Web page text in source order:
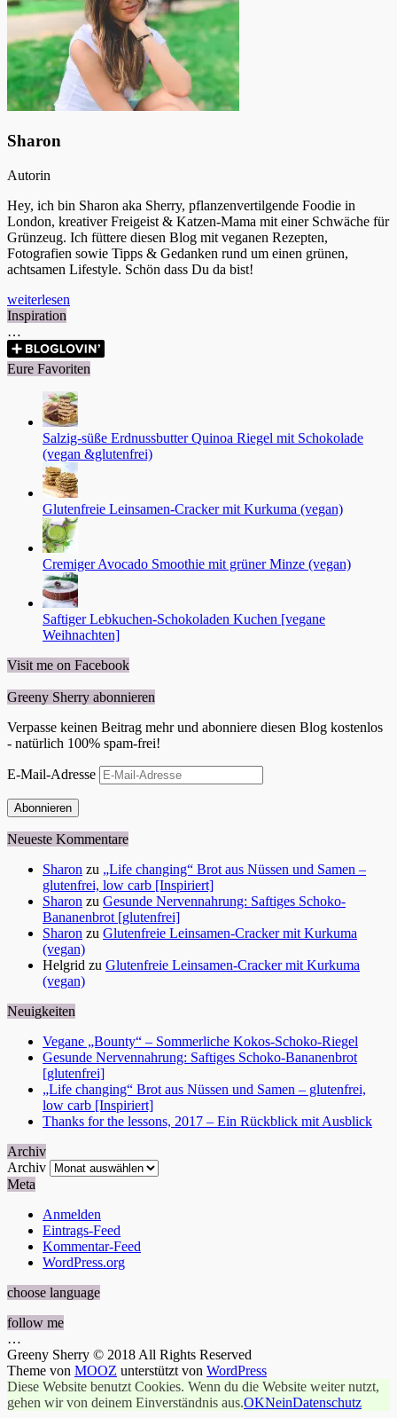
Sharon
Autorin
Hey, ich bin Sharon aka Sherry, pflanzenvertilgende Foodie in
London, kreativer Freigeist & Katzen-Mama mit einer Schwäche für
Grünzeug. Ich füttere diesen Blog mit veganen Rezepten,
Fotografien sowie Tipps & Gedanken rund um einen grünen,
achtsamen Lifestyle. Schön dass Du da bist!
weiterlesen
Inspiration
…
Eure Favoriten
Salzig-süße Erdnussbutter Quinoa Riegel mit Schokolade
(vegan &glutenfrei)
Glutenfreie Leinsamen-Cracker mit Kurkuma (vegan)
Cremiger Avocado Smoothie mit grüner Minze (vegan)
Saftiger Lebkuchen-Schokoladen Kuchen [vegane
Weihnachten]
Visit me on Facebook
Greeny Sherry abonnieren
Verpasse keinen Beitrag mehr und abonniere diesen Blog kostenlos
- natürlich 100% spam-frei!
E-Mail-Adresse
Abonnieren
Neueste Kommentare
Sharon zu „Life changing“ Brot aus Nüssen und Samen –
glutenfrei, low carb [Inspiriert]
Sharon zu Gesunde Nervennahrung: Saftiges Schoko-
Bananenbrot [glutenfrei]
Sharon zu Glutenfreie Leinsamen-Cracker mit Kurkuma
(vegan)
Helgrid zu Glutenfreie Leinsamen-Cracker mit Kurkuma
(vegan)
Neuigkeiten
Vegane „Bounty“ – Sommerliche Kokos-Schoko-Riegel
Gesunde Nervennahrung: Saftiges Schoko-Bananenbrot
[glutenfrei]
„Life changing“ Brot aus Nüssen und Samen – glutenfrei,
low carb [Inspiriert]
Thanks for the lessons, 2017 – Ein Rückblick mit Ausblick
Archiv
Archiv
Meta
Anmelden
Eintrags-Feed
Kommentar-Feed
WordPress.org
choose language
follow me
…
Greeny Sherry © 2018 All Rights Reserved
Theme von MOOZ unterstützt von WordPress
Diese Website benutzt Cookies. Wenn du die Website weiter nutzt,
gehen wir von deinem Einverständnis aus.OKNeinDatenschutz